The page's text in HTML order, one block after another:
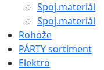
Spoj.materiál
Spoj.materiál
Rohože
PÁRTY sortiment
Elektro